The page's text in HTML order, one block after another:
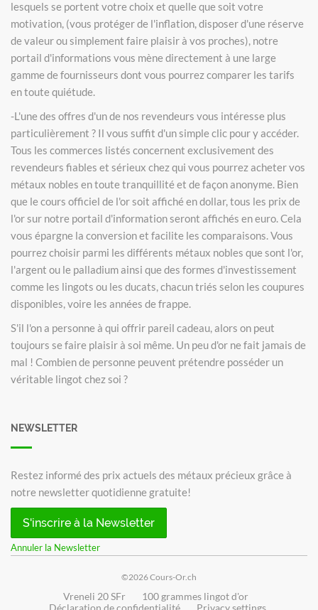
lesquels se portent votre choix et quelle que soit votre
motivation, (vous protéger de l'inflation, disposer d'une réserve
de valeur ou simplement faire plaisir à vos proches), notre
portail d'informations vous mène directement à une large
gamme de fournisseurs dont vous pourrez comparer les tarifs
en toute quiétude.
-L'une des offres d'un de nos revendeurs vous intéresse plus
particulièrement ? Il vous suffit d'un simple clic pour y accéder.
Tous les commerces listés concernent exclusivement des
revendeurs fiables et sérieux chez qui vous pourrez acheter vos
métaux nobles en toute tranquillité et de façon anonyme. Bien
que le cours officiel de l'or soit affiché en dollar, tous les prix de
l'or sur notre portail d'information seront affichés en euro. Cela
vous épargne la conversion et facilite les comparaisons. Vous
pourrez choisir parmi les différents métaux nobles que sont l'or,
l'argent ou le palladium ainsi que des formes d'investissement
comme les lingots ou les ducats, chacun triés selon les coupures
disponibles, voire les années de frappe.
S'il l'on a personne à qui offrir pareil cadeau, alors on peut
toujours se faire plaisir à soi même. Un peu d'or ne fait jamais de
mal ! Combien de personne peuvent prétendre posséder un
véritable lingot chez soi ?
NEWSLETTER
Restez informé des prix actuels des métaux précieux grâce à
notre newsletter quotidienne gratuite!
S'inscrire à la Newsletter
Annuler la Newsletter
©2026 Cours-Or.ch
Vreneli 20 SFr
100 grammes lingot d'or